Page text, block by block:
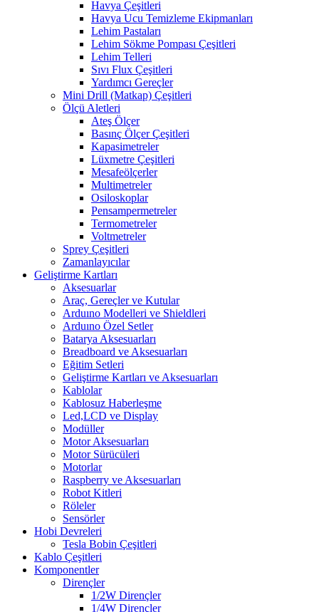
Havya Çeşitleri
Havya Ucu Temizleme Ekipmanları
Lehim Pastaları
Lehim Sökme Pompası Çeşitleri
Lehim Telleri
Sıvı Flux Çeşitleri
Yardımcı Gereçler
Mini Drill (Matkap) Çeşitleri
Ölçü Aletleri
Ateş Ölçer
Basınç Ölçer Çeşitleri
Kapasimetreler
Lüxmetre Çeşitleri
Mesafeölçerler
Multimetreler
Osiloskoplar
Pensampermetreler
Termometreler
Voltmetreler
Sprey Çeşitleri
Zamanlayıcılar
Geliştirme Kartları
Aksesuarlar
Araç, Gereçler ve Kutular
Arduıno Modelleri ve Shieldleri
Arduıno Özel Setler
Batarya Aksesuarları
Breadboard ve Aksesuarları
Eğitim Setleri
Geliştirme Kartları ve Aksesuarları
Kablolar
Kablosuz Haberleşme
Led,LCD ve Display
Modüller
Motor Aksesuarları
Motor Sürücüleri
Motorlar
Raspberry ve Aksesuarları
Robot Kitleri
Röleler
Sensörler
Hobi Devreleri
Tesla Bobin Çeşitleri
Kablo Çeşitleri
Komponentler
Dirençler
1/2W Dirençler
1/4W Dirençler